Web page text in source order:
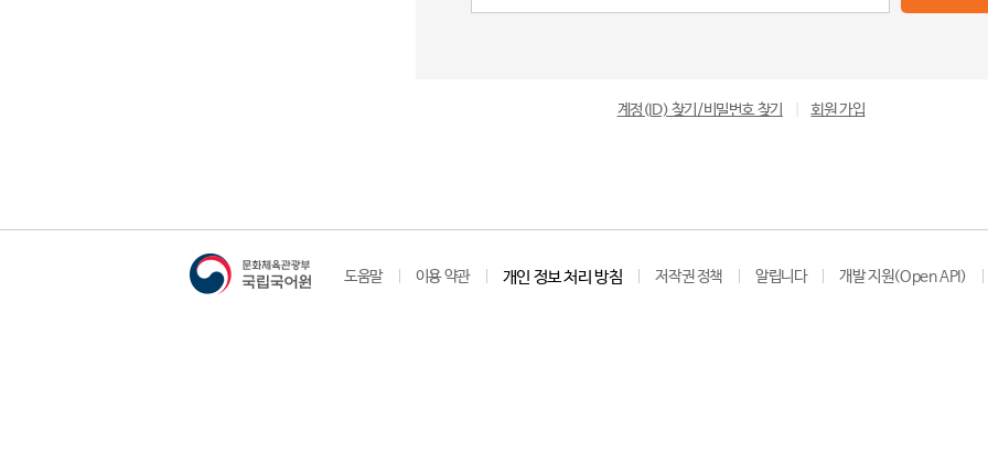
계정(ID) 찾기/비밀번호 찾기 회원 가입
도움말 이용 약관 개인 정보 처리 방침 저작권 정책 알립니다 개발 지원(Open API)